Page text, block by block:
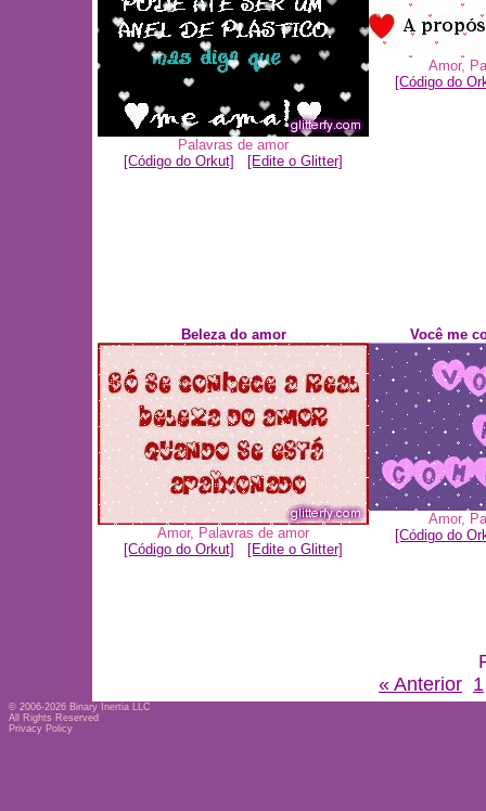
Palavras de amor
[Código do Orkut]
[Edite o Glitter]
Amor,
[Código do
Beleza do amor
Amor, Palavras de amor
[Código do Orkut]
[Edite o Glitter]
Você me
Amor,
[Código do
« Anterior 1
© 2006-2026 Binary Inertia LLC
All Rights Reserved
Privacy Policy